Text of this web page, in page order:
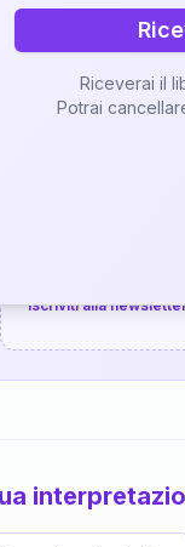
il Libro
Iscriviti alla
Riceverai il
Potrai